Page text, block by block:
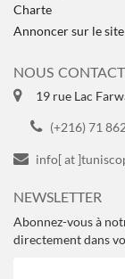
Charte
Annoncer sur le site
NOUS
19 rue Lac
(+216) 71
info[ at
NEWSLETTER
Abonnez-vous à
directement dans